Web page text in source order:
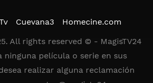
Cuevana3
Homecine.com
All rights reserved © - MagisTV24
ninguna película o serie en sus
realizar alguna reclamación